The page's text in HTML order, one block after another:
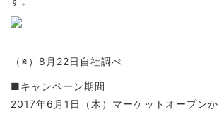
（※）8月22日自社調べ
■キャンペーン期間
2017年6月1日（木）マーケットオープン